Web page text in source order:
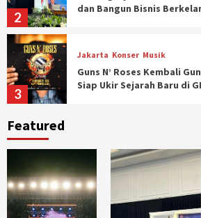
2
dan Bangun Bisnis
3
Jakarta Konser Musik
Guns N’ Roses Kembali
Siap Ukir Sejarah Baru di
4
Pameran Mata Hati
Publik Membaca Ulang
Jakarta Konser
Featured